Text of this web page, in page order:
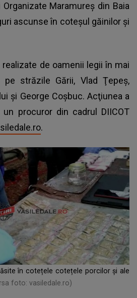
Maramureş din Baia
ascunse în coteșul găinilor și
de oamenii legii în mai
străzile Gării, Vlad Ţepeş,
şi George Coşbuc. Acţiunea a
procuror din cadrul DIICOT
.
în cotețele cotețele porcilor și ale
foto: vasiledale.ro)